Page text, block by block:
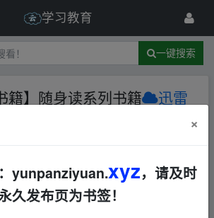
学习教育
一键搜索
籍】随身读系列书籍
迅雷
身读系列书籍
×
yunpanziyuan.xyz，请及时
久发布页为书签！